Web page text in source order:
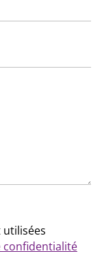
utilisées
confidentialité